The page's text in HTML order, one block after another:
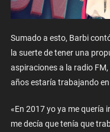
Sumado a esto, Barbi
la suerte de tener una
aspiraciones a la radio
años estaría trabajando
«En 2017 yo ya me quería
me decía que tenía que